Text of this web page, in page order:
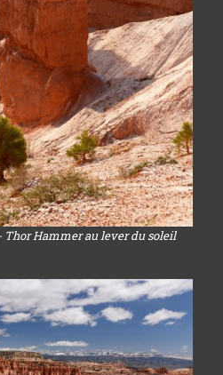
Thor Hammer au lever du soleil